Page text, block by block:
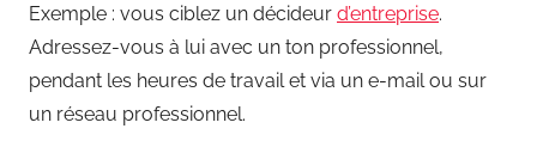
Exemple : vous ciblez un décideur d’entreprise.
Adressez-vous à lui avec un ton professionnel,
pendant les heures de travail et via un e-mail ou sur
un réseau professionnel.